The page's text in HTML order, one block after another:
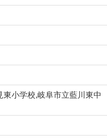
東小学校,岐阜市立藍川東中